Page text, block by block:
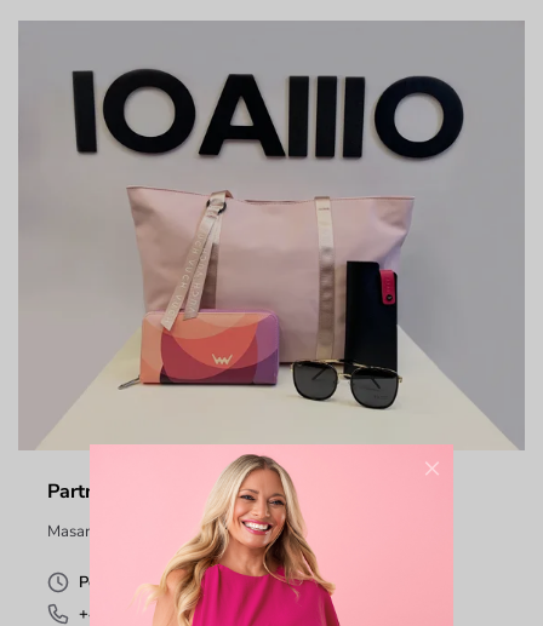
Partnerská prodejna Brno VUCH - IOAMO
Masarykova 2, Brno, Brno 602 00
Po-So: 9-20h
+420 606 793 361
×